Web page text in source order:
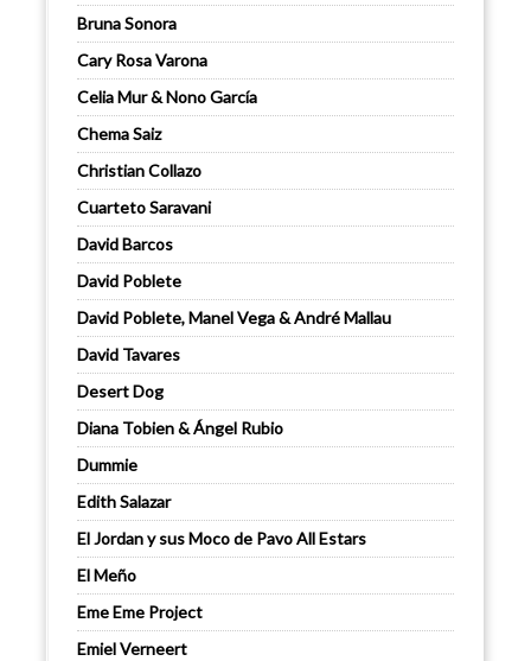
Bruna Sonora
Cary Rosa Varona
Celia Mur & Nono García
Chema Saiz
Christian Collazo
Cuarteto Saravani
David Barcos
David Poblete
David Poblete, Manel Vega & André Mallau
David Tavares
Desert Dog
Diana Tobien & Ángel Rubio
Dummie
Edith Salazar
El Jordan y sus Moco de Pavo All Estars
El Meño
Eme Eme Project
Emiel Verneert